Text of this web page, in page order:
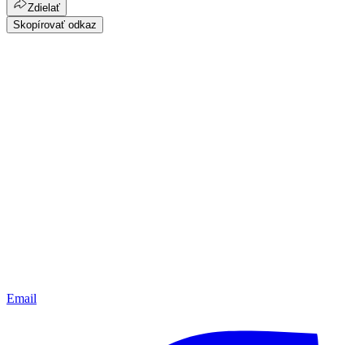
Zdielať
Skopírovať odkaz
Email